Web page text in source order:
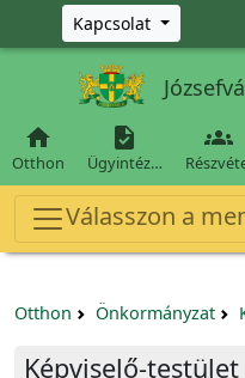
Ugrás a fő tartalomra
Kapcsolat

Otthon

Ügyintéz…

Válasszon a
Otthon Önkormányzat
Képviselő-